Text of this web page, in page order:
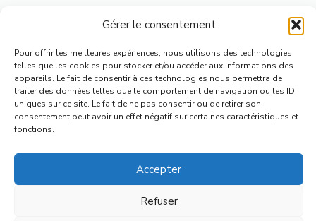
Gérer le consentement
Pour offrir les meilleures expériences, nous utilisons des technologies
telles que les cookies pour stocker et/ou accéder aux informations des
appareils. Le fait de consentir à ces technologies nous permettra de
traiter des données telles que le comportement de navigation ou les ID
uniques sur ce site. Le fait de ne pas consentir ou de retirer son
consentement peut avoir un effet négatif sur certaines caractéristiques et
fonctions.
Accepter
Refuser
Chirurgie implants dentaires :
guide complet 2026 pour tout